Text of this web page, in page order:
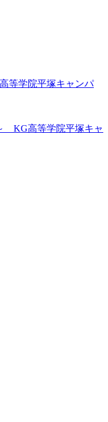
等学院平塚キャンパ
KG高等学院平塚キャ